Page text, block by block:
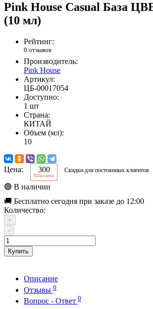
Pink House Casual База
(10 мл)
Рейтинг:
0 отзывов
Производитель:
Pink House
Артикул:
ЦБ-00017054
Доступно:
1 шт
Страна:
КИТАЙ
Объем (мл):
10
Цена: 300
Ваша цена
Скидки для постоянных клиентов
🟢 В наличии
🚚 Бесплатно сегодня при заказе до 12:00
Количество:
+
-
Купить
Описание
Отзывы 0
Вопрос - Ответ 0